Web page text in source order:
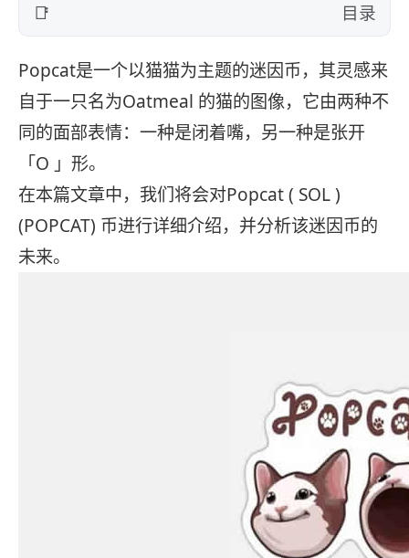
目录
Popcat是一个以猫猫为主题的迷因币，其灵感来
自于一只名为Oatmeal 的猫的图像，它由两种不
同的面部表情：一种是闭着嘴，另一种是张开
「O 」形。
在本篇文章中，我们将会对Popcat ( SOL )
(POPCAT) 币进行详细介绍，并分析该迷因币的
未来。